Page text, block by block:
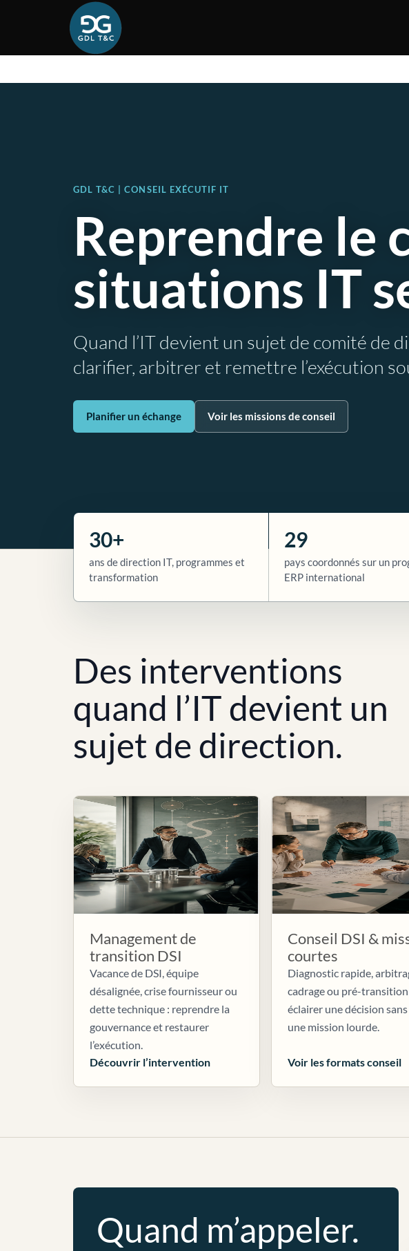
GDL T&C | CONSEIL EXÉCUTIF IT
Reprendre le
situations IT
Quand l’IT devient un sujet de comité de
clarifier, arbitrer et remettre l’exécution
Planifier un échange Voir les missions de conseil
30+
ans de direction IT, programmes et
transformation
29
pays coordonnés sur un
ERP international
Des interventions
quand l’IT devient un
sujet de direction.
Management de
transition DSI
Vacance de DSI, équipe
désalignée, crise fournisseur ou
dette technique : reprendre la
gouvernance et restaurer
l’exécution.
Découvrir l’intervention
Conseil DSI &
courtes
Diagnostic rapide,
cadrage ou pré-transition
éclairer une décision
une mission lourde.
Voir les formats conseil
Quand m’appeler.